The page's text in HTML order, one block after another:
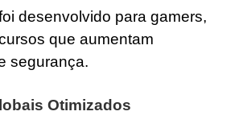
desenvolvido para gamers,
que aumentam
segurança.
Otimizados